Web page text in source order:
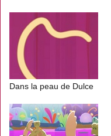
Dans la peau de Dulce